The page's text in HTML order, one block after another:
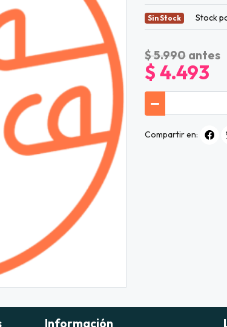
Sin Stock Stock
$ 5.990 antes
$ 4.493
Compartir en:
Información